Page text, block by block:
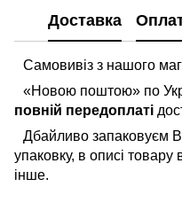
Доставка
Самовивіз з нашого
«Новою поштою» по
повній передоплаті
Дбайливо запаковуєм
упаковку, в описі товару
інше.